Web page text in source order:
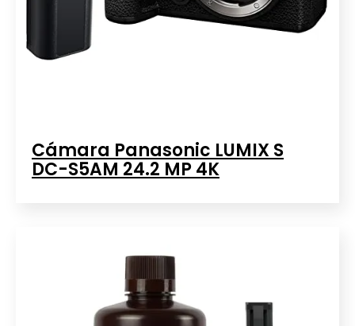
Cámara Panasonic LUMIX S
DC-S5AM 24.2 MP 4K